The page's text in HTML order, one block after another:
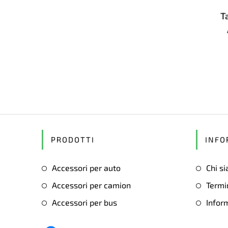
PRODOTTI
Accessori per auto
Accessori per camion
Accessori per bus
Chi